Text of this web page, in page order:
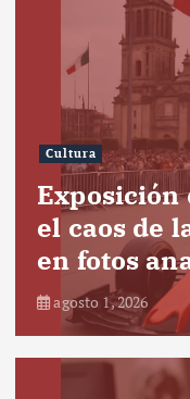
Cultura
Exposición
el caos de
en fotos
agosto 1, 2026